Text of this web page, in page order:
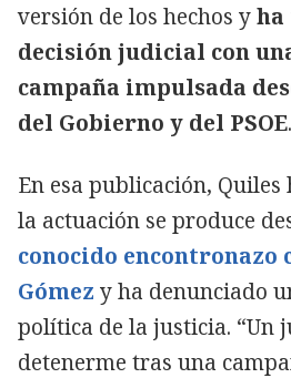
versión de los hechos yha
decisión judicial con
campaña impulsada
del Gobierno y del PSOE.
En esa publicación, Quiles
la actuación se produce
conocido encontronazo
Gómez y ha denunciado
política de la justicia. “Un
detenerme tras una